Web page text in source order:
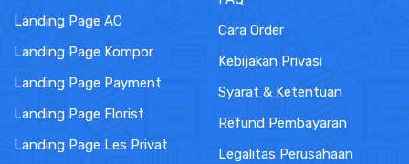
Landing Page AC
Landing Page Kompor
Landing Page Payment
Landing Page Florist
Landing Page Les Privat
Cara Order
Kebijakan Privasi
Syarat & Ketentuan
Refund Pembayaran
Legalitas Perusahaan